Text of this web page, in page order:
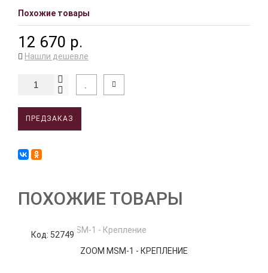
Похожие товары
12 670 р.
Нашли дешевле
ПРЕДЗАКАЗ
ПОХОЖИЕ ТОВАРЫ
Код: 52749
ZOOM MSM-1 - КРЕПЛЕНИЕ